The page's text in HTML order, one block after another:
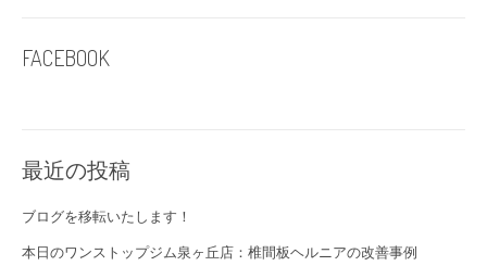
FACEBOOK
最近の投稿
ブログを移転いたします！
本日のワンストップジム泉ヶ丘店：椎間板ヘルニアの改善事例